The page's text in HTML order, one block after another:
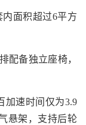
面积超过6平方
备独立座椅，
速时间仅为3.9
悬架，支持后轮